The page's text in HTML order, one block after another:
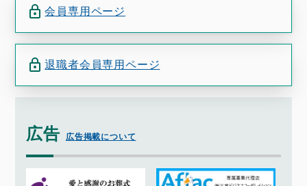
会員専用ページ
退職者会員専用ページ
広告 広告掲載について